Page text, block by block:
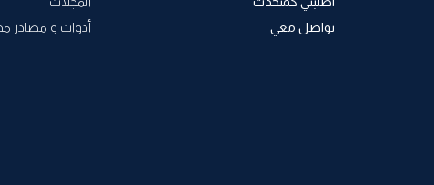
تواصل معي
أدوات و مصادر